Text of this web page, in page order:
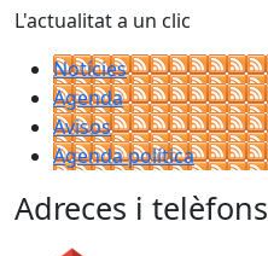
L'actualitat a un clic
Notícies
Agenda
Avisos
Agenda política
Adreces i telèfons